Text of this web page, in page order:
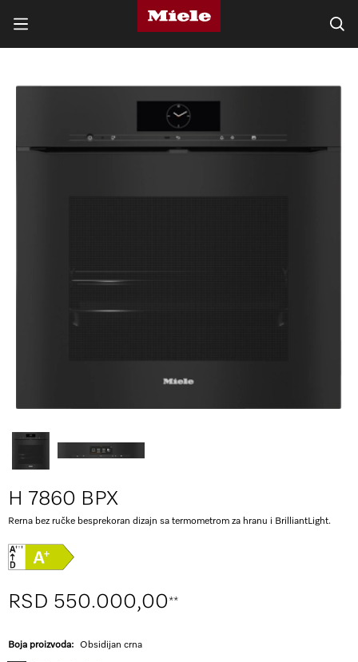
H 7860 BPX
Rerna bez ručke besprekoran dizajn sa termometrom za hranu i BrilliantLight.
RSD 550.000,00**
Boja proizvoda: Obsidijan crna